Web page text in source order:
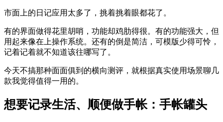
市面上的日记应用太多了，挑着挑着眼都花了。
有的界面做得花里胡哨，功能却鸡肋得很。有的功能强大，但
用起来像在上操作系统。还有的倒是简洁，可模版少得可怜，
记着记着就不知道该往哪写了。
今天不搞那种面面俱到的横向测评，就根据真实使用场景聊几
款我觉得值得一用的。
想要记录生活、顺便做手帐：手帐罐头